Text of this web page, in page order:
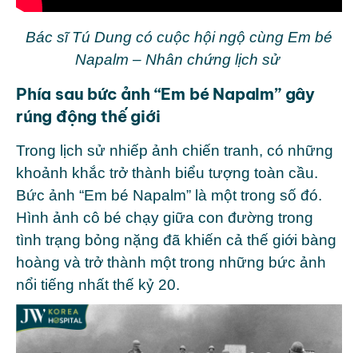
Bác sĩ Tú Dung có cuộc hội ngộ cùng Em bé
Napalm – Nhân chứng lịch sử
Phía sau bức ảnh “Em bé Napalm” gây
rúng động thế giới
Trong lịch sử nhiếp ảnh chiến tranh, có những
khoảnh khắc trở thành biểu tượng toàn cầu.
Bức ảnh “Em bé Napalm” là một trong số đó.
Hình ảnh cô bé chạy giữa con đường trong
tình trạng bỏng nặng đã khiến cả thế giới bàng
hoàng và trở thành một trong những bức ảnh
nổi tiếng nhất thế kỷ 20.